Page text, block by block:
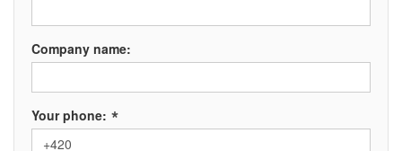
Company name:
Your phone: *